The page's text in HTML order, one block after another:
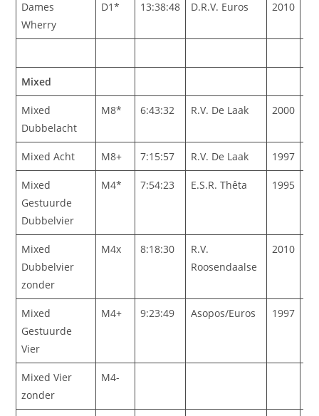
Dames
Wherry
D1* 13:38:48 D.R.V. Euros 2010
Mixed
Mixed
Dubbelacht
M8* 6:43:32 R.V. De Laak 2000
Mixed Acht M8+ 7:15:57 R.V. De Laak 1997
Mixed
Gestuurde
Dubbelvier
M4* 7:54:23 E.S.R. Thêta 1995
Mixed
Dubbelvier
zonder
M4x 8:18:30
R.V.
Roosendaalse
2010
Mixed
Gestuurde
Vier
M4+ 9:23:49 Asopos/Euros 1997
Mixed Vier
zonder
M4-